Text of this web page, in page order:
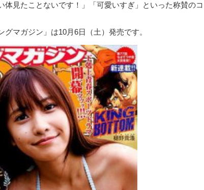
体見たことないです！」「可愛いすぎ」といった称賛のコ
マガジン」は10月6日（土）発売です。